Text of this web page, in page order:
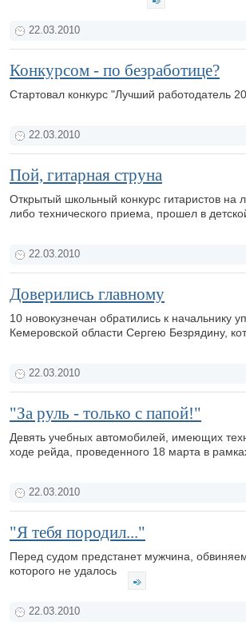
22.03.2010
Конкурсом - по безработице?
Стартовал конкурс "Лучший работодатель
22.03.2010
Пой, гитарная струна
Открытый школьный конкурс гитаристов
либо технического приема, прошел в
22.03.2010
Доверились главному
10 новокузнечан обратились к
Кемеровской области Сергею Безрядину,
22.03.2010
"За руль - только с папой!"
Девять учебных автомобилей, имеющих
ходе рейда, проведенного 18 марта в
22.03.2010
"Я тебя породил..."
Перед судом предстанет мужчина,
которого не удалось
22.03.2010